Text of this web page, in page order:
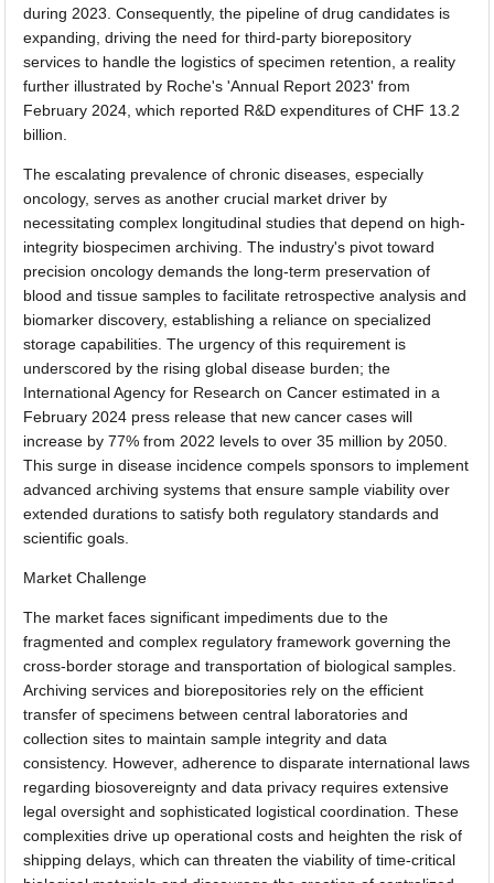
during 2023. Consequently, the pipeline of drug candidates is
expanding, driving the need for third-party biorepository
services to handle the logistics of specimen retention, a reality
further illustrated by Roche's 'Annual Report 2023' from
February 2024, which reported R&D expenditures of CHF 13.2
billion.
The escalating prevalence of chronic diseases, especially
oncology, serves as another crucial market driver by
necessitating complex longitudinal studies that depend on high-
integrity biospecimen archiving. The industry's pivot toward
precision oncology demands the long-term preservation of
blood and tissue samples to facilitate retrospective analysis and
biomarker discovery, establishing a reliance on specialized
storage capabilities. The urgency of this requirement is
underscored by the rising global disease burden; the
International Agency for Research on Cancer estimated in a
February 2024 press release that new cancer cases will
increase by 77% from 2022 levels to over 35 million by 2050.
This surge in disease incidence compels sponsors to implement
advanced archiving systems that ensure sample viability over
extended durations to satisfy both regulatory standards and
scientific goals.
Market Challenge
The market faces significant impediments due to the
fragmented and complex regulatory framework governing the
cross-border storage and transportation of biological samples.
Archiving services and biorepositories rely on the efficient
transfer of specimens between central laboratories and
collection sites to maintain sample integrity and data
consistency. However, adherence to disparate international laws
regarding biosovereignty and data privacy requires extensive
legal oversight and sophisticated logistical coordination. These
complexities drive up operational costs and heighten the risk of
shipping delays, which can threaten the viability of time-critical